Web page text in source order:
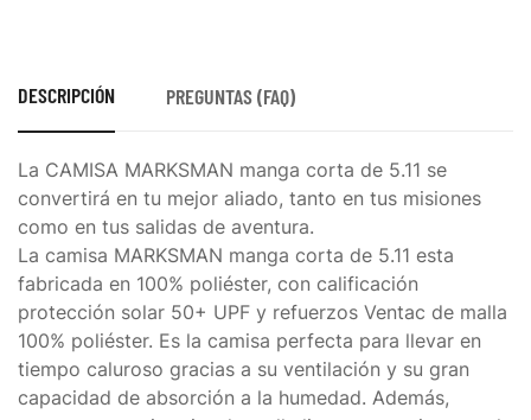
DESCRIPCIÓN PREGUNTAS (FAQ)
La CAMISA MARKSMAN manga corta de 5.11 se
convertirá en tu mejor aliado, tanto en tus misiones
como en tus salidas de aventura.
La camisa MARKSMAN manga corta de 5.11 esta
fabricada en 100% poliéster, con calificación
protección solar 50+ UPF y refuerzos Ventac de malla
100% poliéster. Es la camisa perfecta para llevar en
tiempo caluroso gracias a su ventilación y su gran
capacidad de absorción a la humedad. Además,